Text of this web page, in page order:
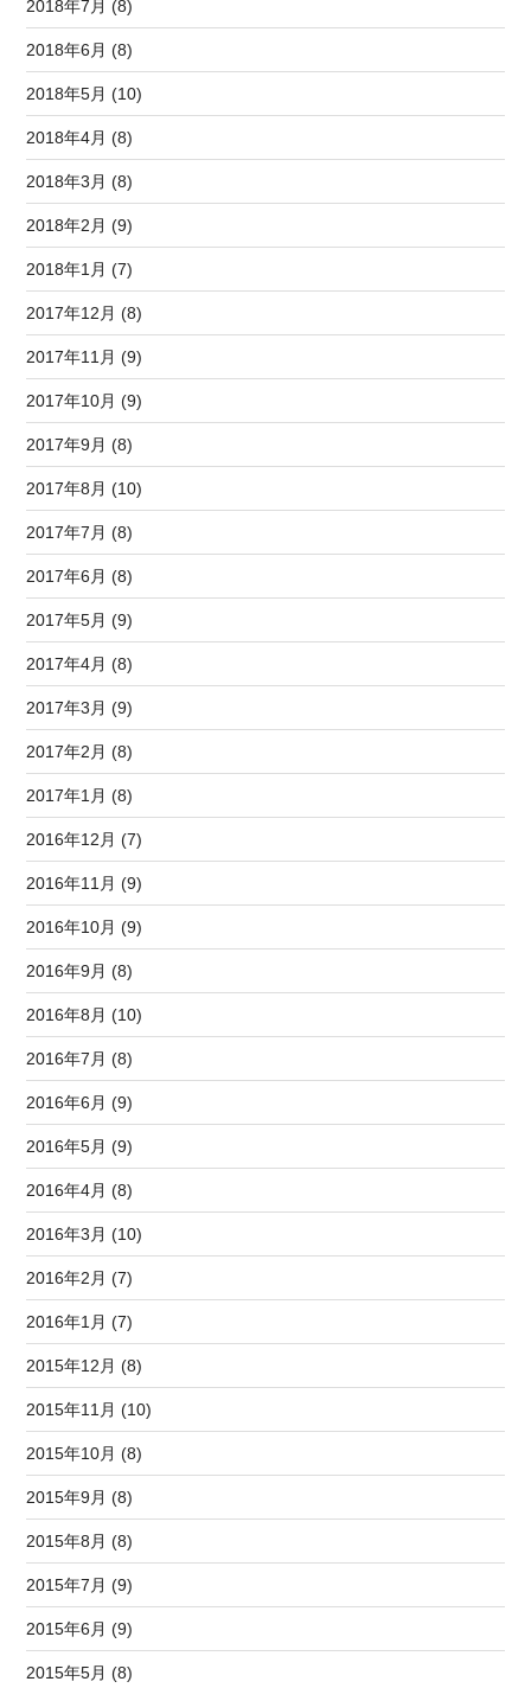
2018年7月 (8)
2018年6月 (8)
2018年5月 (10)
2018年4月 (8)
2018年3月 (8)
2018年2月 (9)
2018年1月 (7)
2017年12月 (8)
2017年11月 (9)
2017年10月 (9)
2017年9月 (8)
2017年8月 (10)
2017年7月 (8)
2017年6月 (8)
2017年5月 (9)
2017年4月 (8)
2017年3月 (9)
2017年2月 (8)
2017年1月 (8)
2016年12月 (7)
2016年11月 (9)
2016年10月 (9)
2016年9月 (8)
2016年8月 (10)
2016年7月 (8)
2016年6月 (9)
2016年5月 (9)
2016年4月 (8)
2016年3月 (10)
2016年2月 (7)
2016年1月 (7)
2015年12月 (8)
2015年11月 (10)
2015年10月 (8)
2015年9月 (8)
2015年8月 (8)
2015年7月 (9)
2015年6月 (9)
2015年5月 (8)